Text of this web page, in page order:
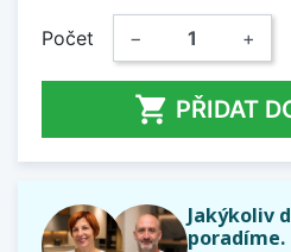
Počet − +
 PŘIDAT
Jakýkoliv
poradíme.